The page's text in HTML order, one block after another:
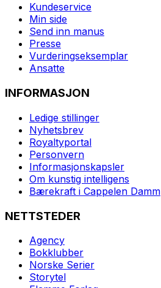
Kundeservice
Min side
Send inn manus
Presse
Vurderingseksemplar
Ansatte
INFORMASJON
Ledige stillinger
Nyhetsbrev
Royaltyportal
Personvern
Informasjonskapsler
Om kunstig intelligens
Bærekraft i Cappelen Damm
NETTSTEDER
Agency
Bokklubber
Norske Serier
Storytel